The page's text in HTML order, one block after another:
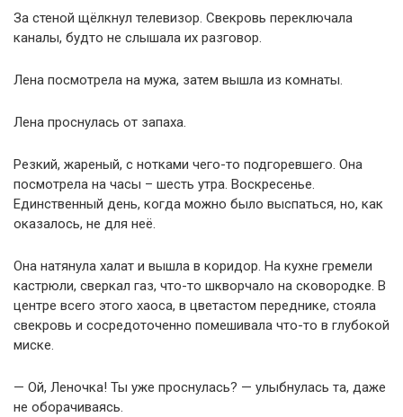
За стеной щёлкнул телевизор. Свекровь переключала
каналы, будто не слышала их разговор.
Лена посмотрела на мужа, затем вышла из комнаты.
Лена проснулась от запаха.
Резкий, жареный, с нотками чего-то подгоревшего. Она
посмотрела на часы – шесть утра. Воскресенье.
Единственный день, когда можно было выспаться, но, как
оказалось, не для неё.
Она натянула халат и вышла в коридор. На кухне гремели
кастрюли, сверкал газ, что-то шкворчало на сковородке. В
центре всего этого хаоса, в цветастом переднике, стояла
свекровь и сосредоточенно помешивала что-то в глубокой
миске.
— Ой, Леночка! Ты уже проснулась? — улыбнулась та, даже
не оборачиваясь.